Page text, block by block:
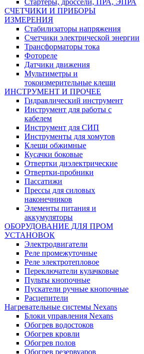
Стартёры, дроссели, ПРА, ЭПРА
СЧЕТЧИКИ И ПРИБОРЫ
ИЗМЕРЕНИЯ
Стабилизаторы напряжения
Счетчики электрической энергии
Трансформаторы тока
Фотореле
Датчики движения
Мультиметры и
токоизмерительные клещи
ИНСТРУМЕНТ И ПРОЧЕЕ
Гидравлический инструмент
Инструмент для работы с
кабелем
Инструмент для СИП
Инструменты для хомутов
Клещи обжимные
Кусачки боковые
Отвертки диэлектрические
Отвертки-пробники
Пассатижи
Прессы для силовых
наконечников
Элементы питания и
аккумуляторы
ОБОРУДОВАНИЕ ДЛЯ ПРОМ
УСТАНОВОК
Электродвигатели
Реле промежуточные
Реле электротепловое
Переключатели кулачковые
Пульты кнопочные
Пускатели ручные кнопочные
Расцепители
Нагревательные системы Nexans
Блоки управления Nexans
Обогрев водостоков
Обогрев кровли
Обогрев полов
Обогрев резервуаров